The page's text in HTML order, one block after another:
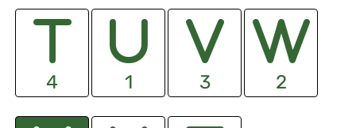
4 1 3 2